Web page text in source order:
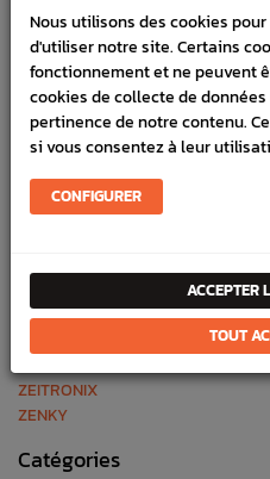
STI
SUBARU
SUMMIT
SUPERSPRINT
SUPERTECH
TECH
TOTAL
Valvoline
WHITELINE
ZEITRONIX
ZENKY
Catégories
Nous utilisons des cookies
d'utiliser notre site. Certains
fonctionnement et ne peuvent
cookies de collecte de
pertinence de notre contenu.
si vous consentez à leur
CONFIGURER
ACCEPTER
TOUT